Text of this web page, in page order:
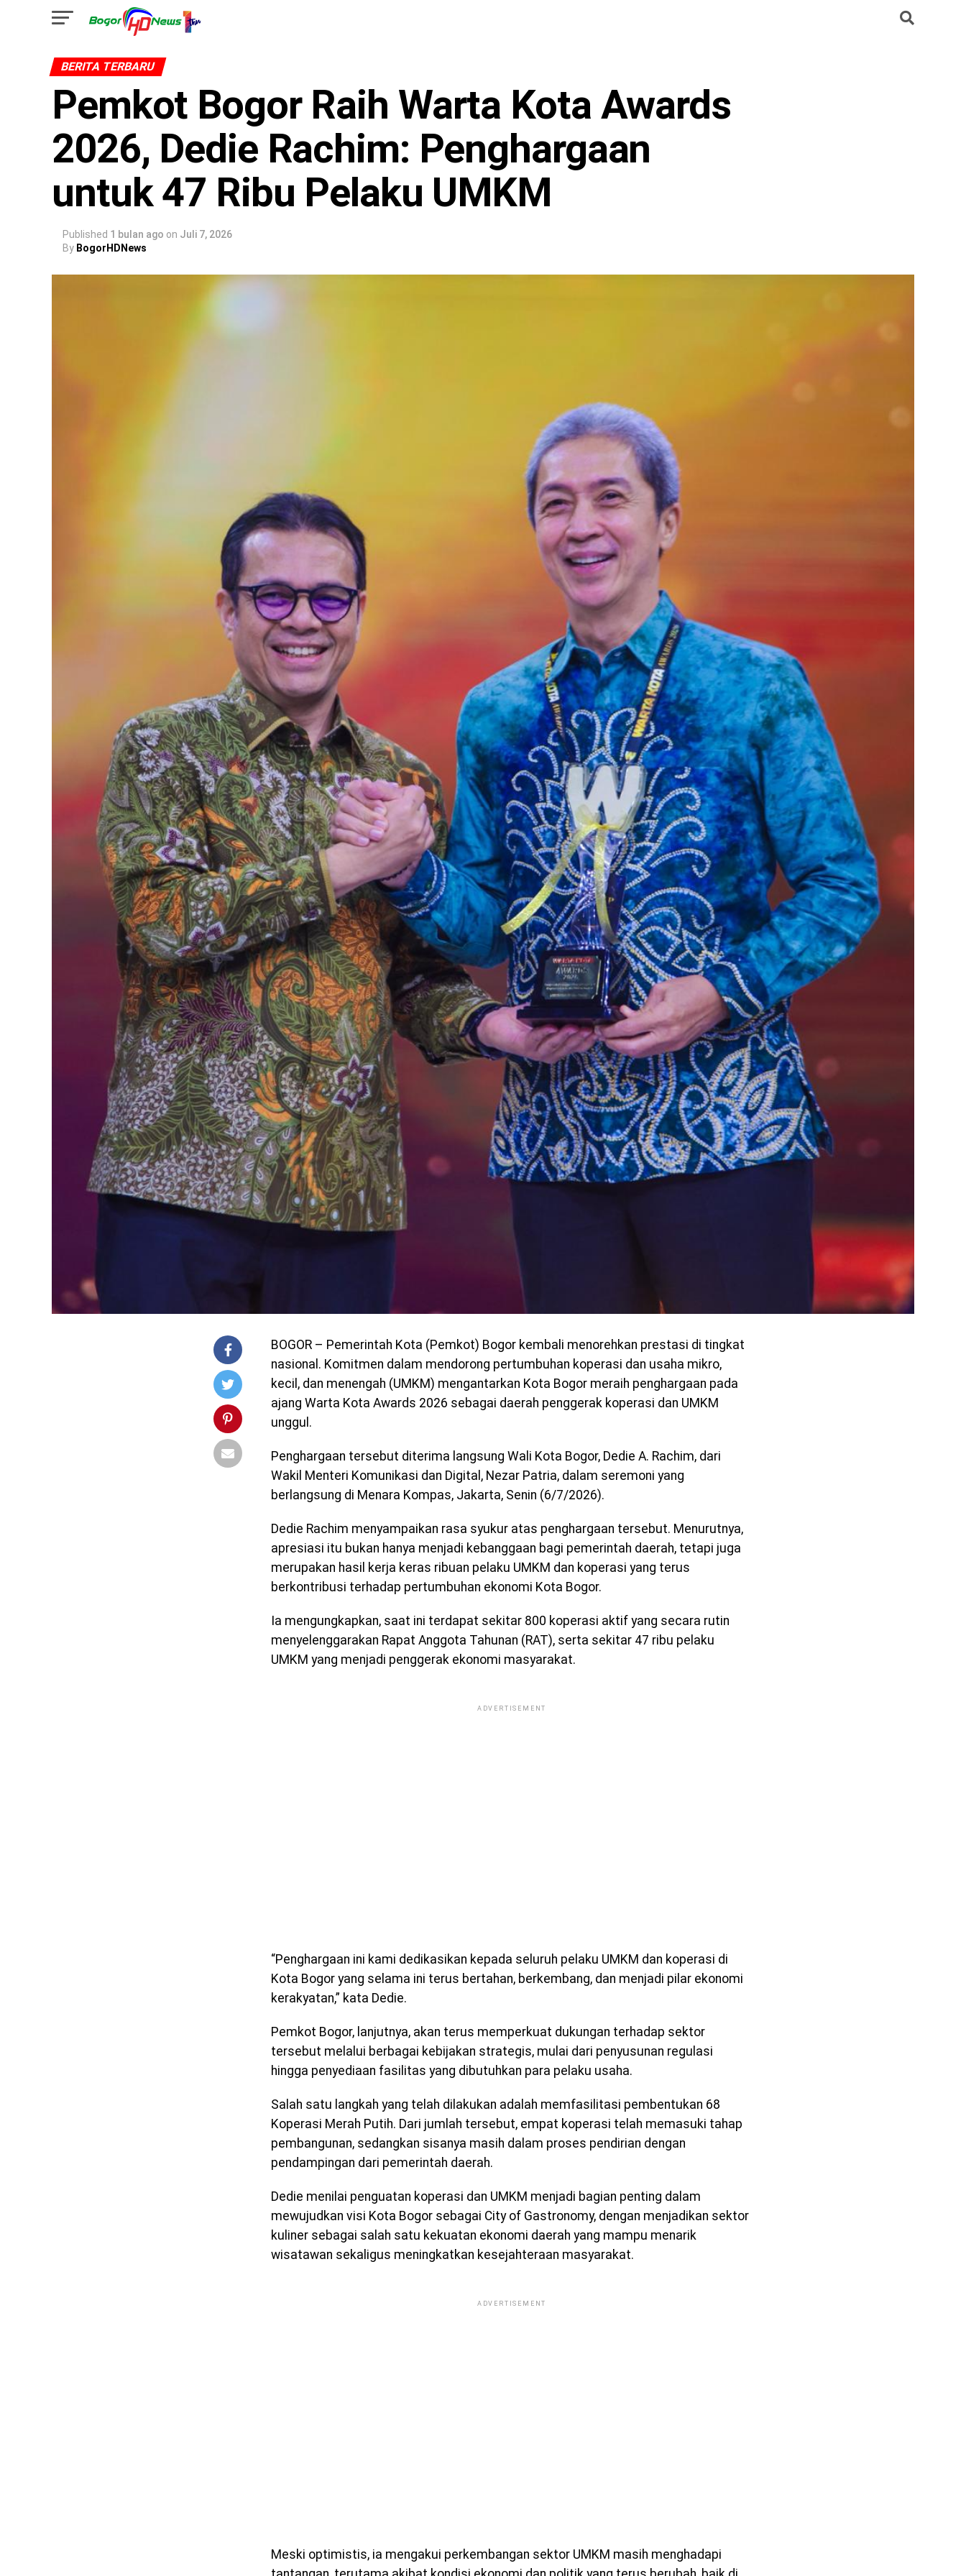
BERITA TERBARU
Pemkot Bogor Raih Warta Kota Awards
2026, Dedie Rachim: Penghargaan
untuk 47 Ribu Pelaku UMKM
Published 1 bulan ago on Juli 7, 2026
By BogorHDNews
BOGOR – Pemerintah Kota (Pemkot) Bogor kembali menorehkan prestasi di tingkat
nasional. Komitmen dalam mendorong pertumbuhan koperasi dan usaha mikro,
kecil, dan menengah (UMKM) mengantarkan Kota Bogor meraih penghargaan pada
ajang Warta Kota Awards 2026 sebagai daerah penggerak koperasi dan UMKM
unggul.
Penghargaan tersebut diterima langsung Wali Kota Bogor, Dedie A. Rachim, dari
Wakil Menteri Komunikasi dan Digital, Nezar Patria, dalam seremoni yang
berlangsung di Menara Kompas, Jakarta, Senin (6/7/2026).
Dedie Rachim menyampaikan rasa syukur atas penghargaan tersebut. Menurutnya,
apresiasi itu bukan hanya menjadi kebanggaan bagi pemerintah daerah, tetapi juga
merupakan hasil kerja keras ribuan pelaku UMKM dan koperasi yang terus
berkontribusi terhadap pertumbuhan ekonomi Kota Bogor.
Ia mengungkapkan, saat ini terdapat sekitar 800 koperasi aktif yang secara rutin
menyelenggarakan Rapat Anggota Tahunan (RAT), serta sekitar 47 ribu pelaku
UMKM yang menjadi penggerak ekonomi masyarakat.
ADVERTISEMENT
“Penghargaan ini kami dedikasikan kepada seluruh pelaku UMKM dan koperasi di
Kota Bogor yang selama ini terus bertahan, berkembang, dan menjadi pilar ekonomi
kerakyatan,” kata Dedie.
Pemkot Bogor, lanjutnya, akan terus memperkuat dukungan terhadap sektor
tersebut melalui berbagai kebijakan strategis, mulai dari penyusunan regulasi
hingga penyediaan fasilitas yang dibutuhkan para pelaku usaha.
Salah satu langkah yang telah dilakukan adalah memfasilitasi pembentukan 68
Koperasi Merah Putih. Dari jumlah tersebut, empat koperasi telah memasuki tahap
pembangunan, sedangkan sisanya masih dalam proses pendirian dengan
pendampingan dari pemerintah daerah.
Dedie menilai penguatan koperasi dan UMKM menjadi bagian penting dalam
mewujudkan visi Kota Bogor sebagai City of Gastronomy, dengan menjadikan sektor
kuliner sebagai salah satu kekuatan ekonomi daerah yang mampu menarik
wisatawan sekaligus meningkatkan kesejahteraan masyarakat.
ADVERTISEMENT
Meski optimistis, ia mengakui perkembangan sektor UMKM masih menghadapi